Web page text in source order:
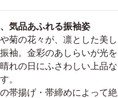
気品あふれる振袖姿
菊の花々が、凛とした美し
袖。金彩のあしらいが光を
れの日にふさわしい上品な
。
帯揚げ・帯締めによって絶